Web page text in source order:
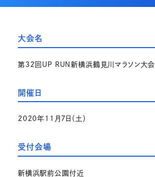
大会名
第32回UP RUN新横浜鶴見川マラソン大会
開催日
2020年11月7日（土）
受付会場
新横浜駅前公園付近